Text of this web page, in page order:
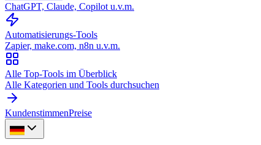
ChatGPT, Claude, Copilot u.v.m.
Automatisierungs-Tools
Zapier, make.com, n8n u.v.m.
Alle Top-Tools im Überblick
Alle Kategorien und Tools durchsuchen
KundenstimmenPreise